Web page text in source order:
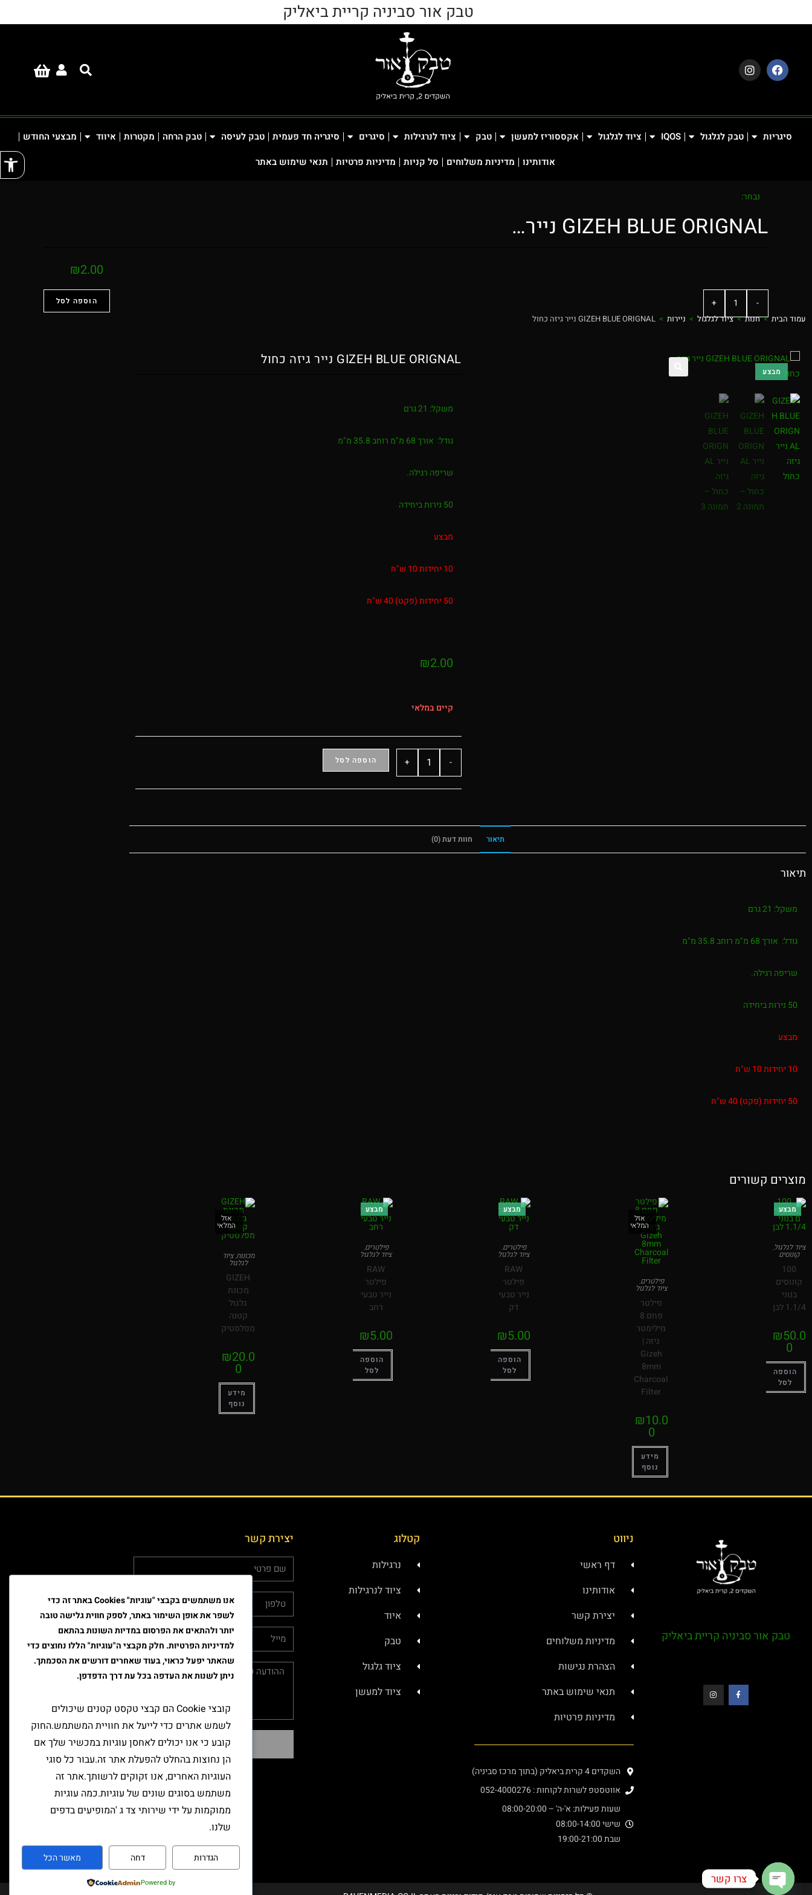
טבק אור סביניה קריית ביאליק
סיגריות טבק לגלגול IQOS ציוד לגלגול אקססוריז למעשן טבק ציוד לנרגילות סיגרים סיגריה חד פעמית טבק לעיסה טבק הרחה מקטרות איווד
מבצעי החודש
אודותינו
מדיניות משלוחים סל קניות מדיניות פרטיות תנאי שימוש באתר
נבחר:
GIZEH BLUE ORIGNAL נייר…
₪2.00
-
+ הוספה לסל
עמוד הבית > חנות > ציוד לגלגול > ניירות > GIZEH BLUE ORIGNAL נייר גיזה כחול
מבצע
GIZEH BLUE ORIGNAL נייר גיזה כחול
משקל: 21 גרם
גודל: אורך 68 מ"מ רוחב 35.8 מ"מ
שריפה רגילה.
50 נירות ביחידה
מבצע
10 יחידות 10 ש"ח
50 יחידות (פקט) 40 ש"ח
₪2.00
קיים במלאי
-
+ הוספה לסל
תיאור חוות דעת (0)
תיאור
משקל: 21 גרם
גודל: אורך 68 מ"מ רוחב 35.8 מ"מ
שריפה רגילה.
50 נירות ביחידה
מבצע
10 יחידות 10 ש"ח
50 יחידות (פקט) 40 ש"ח
מוצרים קשורים
מבצע
ציוד לגלגול,
קונוסים
100
קונוסים
בנוני
1.1/4 לבן
₪50.0
0
הוספה
לסל
אזל
המלאי
פילטרים,
ציוד לגלגול
פילטר
פחם 8
מילימטר
גיזה |
Gizeh
8mm
Charcoal
Filter
₪10.0
0
מידע
נוסף
מבצע
פילטרים,
ציוד לגלגול
RAW
פילטר
נייר טבעי
דק
₪5.00
הוספה
לסל
מבצע
פילטרים,
ציוד לגלגול
RAW
פילטר
נייר טבעי
רחב
₪5.00
הוספה
לסל
אזל
המלאי
מכונות,ציוד
לגלגול
GIZEH
מכונת
גלגול
קטנה
מפלסטיק
₪20.0
0
מידע
נוסף
טבק אור סביניה קריית ביאליק
ניווט
דף ראשי
אודותינו
יצירת קשר
מדיניות משלוחים
הצהרת נגישות
תנאי שימוש באתר
מדיניות פרטיות
השקדים 4 קרית ביאליק (בתוך מרכז סביניה)
אווטסטפ לשרות לקוחות : 052-4000276
שעות פעילות: א'-ה' – 08:00-20:00
שישי 08:00-14:00
שבת 19:00-21:00
קטלוג
נרגילות
ציוד לנרגילות
איוד
טבק
ציוד גלגול
ציוד למעשן
יצירת קשר
שליחה
אנו משתמשים בקבצי "עוגיות" Cookies באתר זה כדי
לשפר את אופן השימור באתר, לספק חווית גלישה טובה
יותר ולהתאים את הפרסום במדיות השונות בהתאם
למדיניות הפרטיות. חלק מקבצי ה"עוגיות" הללו נחוצים כדי
שהאתר יפעל כראוי, בעוד שאחרים דורשים את הסכמתך.
ניתן לשנות את העדפה בכל עת דרך הדפדפן.
קובצי Cookie הם קבצי טקסט קטנים שיכולים
לשמש אתרים כדי לייעל את חוויית המשתמש.החוק
קובע כי אנו יכולים לאחסן עוגיות במכשיר שלך אם
הן נחוצות בהחלט להפעלת אתר זה.עבור כל סוגי
העוגיות האחרים, אנו זקוקים לרשותך.אתר זה
משתמש בסוגים שונים של עוגיות.כמה עוגיות
ממוקמות על ידי שירותי צד ג 'המופיעים בדפים
שלנו.
הגדרות דחה מאשר הכל
Powered by צרו קשר